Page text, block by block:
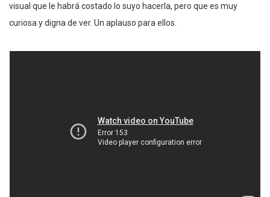
visual que le habrá costado lo suyo hacerla, pero que es muy
curiosa y digna de ver. Un aplauso para ellos.